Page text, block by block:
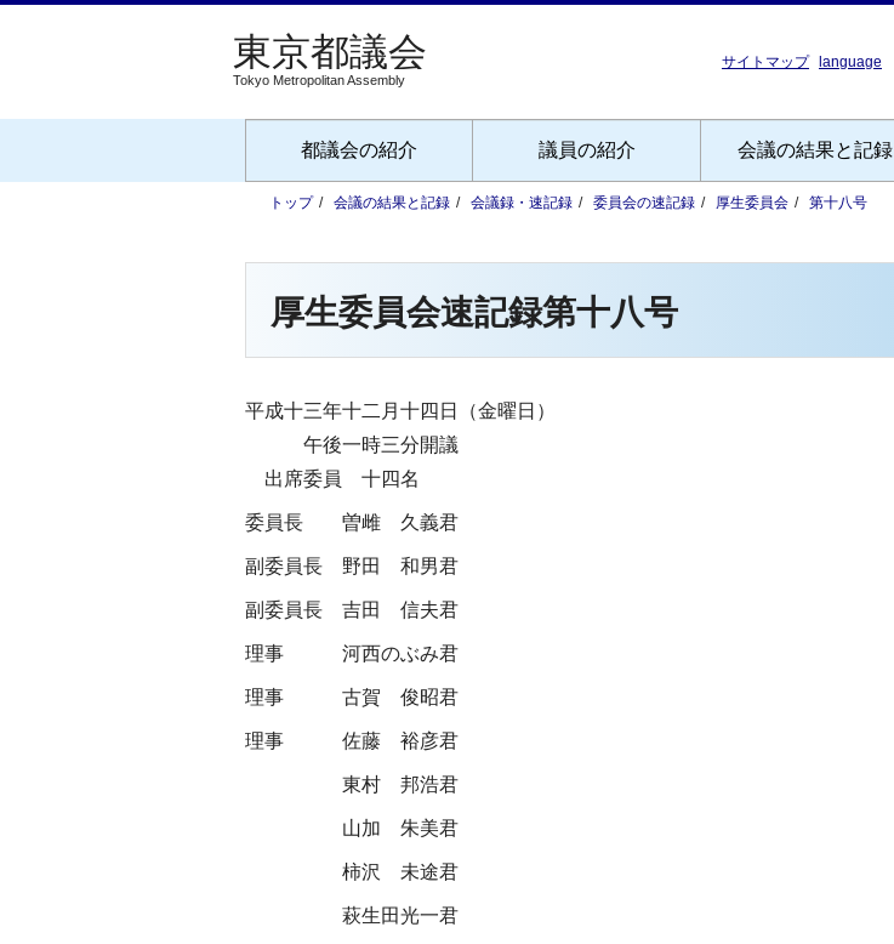
Tokyo Metropolitan Assembly
サイトマップ language
都議会の紹介 議員の紹介 会議の結果と記録
トップ 会議の結果と記録 会議録・速記録 委員会の速記録 厚生委員会 第十八号
厚生委員会速記録第十八号
平成十三年十二月十四日（金曜日）
午後一時三分開議
出席委員 十四名
委員長 曽雌 久義君
副委員長 野田 和男君
副委員長 吉田 信夫君
理事 河西のぶみ君
理事 古賀 俊昭君
理事 佐藤 裕彦君
東村 邦浩君
山加 朱美君
柿沢 未途君
萩生田光一君